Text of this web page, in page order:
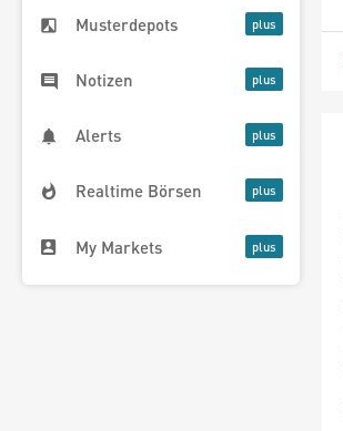
Musterdepots
Notizen
Alerts
Realtime Börsen
My Markets